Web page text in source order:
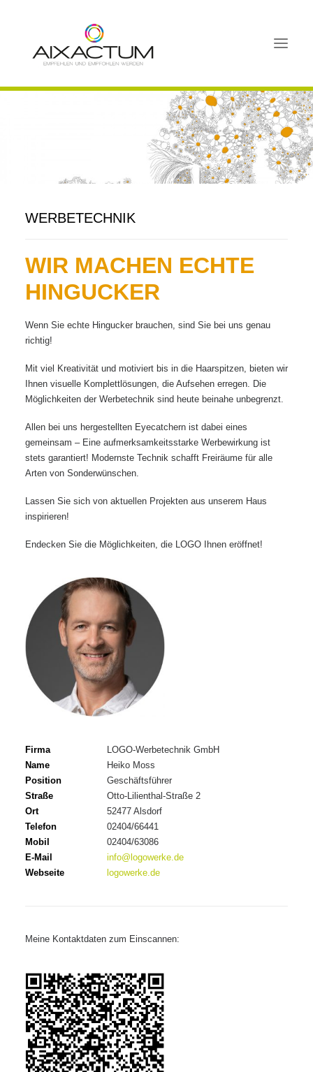
BUSINESSFRÜHSTÜCK XL IN AACHEN
MITGLIEDER
FAQ
PORTAL
WERBETECHNIK
WIR MACHEN ECHTE
HINGUCKER
Wenn Sie echte Hingucker brauchen, sind Sie bei uns genau
richtig!
Mit viel Kreativität und motiviert bis in die Haarspitzen, bieten wir
Ihnen visuelle Komplettlösungen, die Aufsehen erregen. Die
Möglichkeiten der Werbetechnik sind heute beinahe unbegrenzt.
Allen bei uns hergestellten Eyecatchern ist dabei eines
gemeinsam – Eine aufmerksamkeitsstarke Werbewirkung ist
stets garantiert! Modernste Technik schafft Freiräume für alle
Arten von Sonderwünschen.
Lassen Sie sich von aktuellen Projekten aus unserem Haus
inspirieren!
Endecken Sie die Möglichkeiten, die LOGO Ihnen eröffnet!
Firma
LOGO-Werbetechnik GmbH
Name
Heiko Moss
Position
Geschäftsführer
Straße
Otto-Lilienthal-Straße 2
Ort
52477 Alsdorf
Telefon
02404/66441
Mobil
02404/63086
E-Mail
info@logowerke.de
Webseite
logowerke.de
Meine Kontaktdaten zum Einscannen: